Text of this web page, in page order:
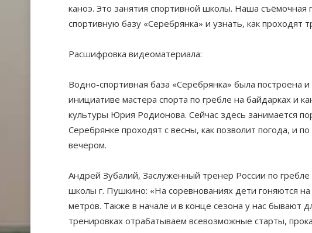
каноэ. Это занятия спортивной школы. Наша съёмочная
спортивную базу «Серебрянка» и узнать, как проходят
Расшифровка видеоматериала:
Водно-спортивная база «Серебрянка» была построена
инициативе мастера спорта по гребле на байдарках и
культуры Юрия Родионова. Сейчас здесь занимается
Серебрянке проходят с весны, как позволит погода, и
вечером.
Андрей Зубалий, Заслуженный тренер России по
школы г. Пушкино: «На соревнованиях дети гоняются
метров. Также в начале и в конце сезона у нас бывают
тренировках отрабатываем всевозможные старты,